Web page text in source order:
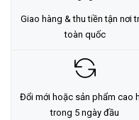
và quét virus ở chế độ ẩn,...
Giao hàng & thu tiền tận nơi
toàn quốc
Đổi mới hoặc sản phẩm cao
trong 5 ngày đầu